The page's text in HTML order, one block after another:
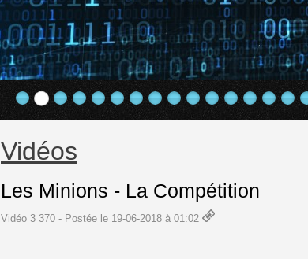
Vidéos
Les Minions - La Compétition
Vidéo 3 370 - Postée le 19-06-2018 à 01:02